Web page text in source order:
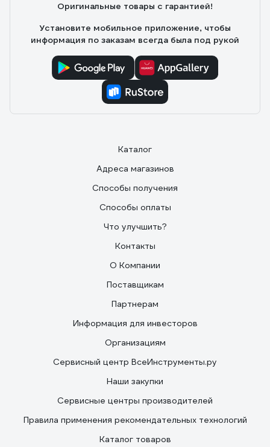
Крепеж для сетевого кабеля приличный. Резьба нигде
изделиях).
Оригинальные товары с гарантией!
Установите мобильное приложение, чтобы
информация по заказам всегда была под рукой
Каталог
Адреса магазинов
Способы получения
Способы оплаты
Что улучшить?
Контакты
О Компании
Поставщикам
Партнерам
Информация для инвесторов
Организациям
Сервисный центр ВсеИнструменты.ру
Наши закупки
Сервисные центры производителей
Правила применения рекомендательных технологий
Каталог товаров